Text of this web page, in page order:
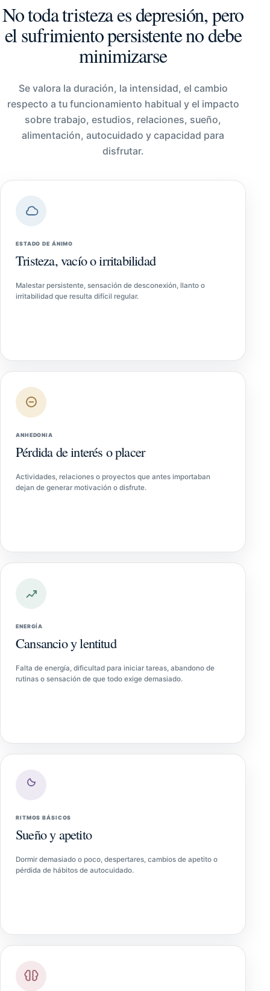
No toda tristeza es depresión, pero
el sufrimiento persistente no debe
minimizarse
Se valora la duración, la intensidad, el cambio
respecto a tu funcionamiento habitual y el impacto
sobre trabajo, estudios, relaciones, sueño,
alimentación, autocuidado y capacidad para
disfrutar.
ESTADO DE ÁNIMO
Tristeza, vacío o irritabilidad
Malestar persistente, sensación de desconexión, llanto o
irritabilidad que resulta difícil regular.
ANHEDONIA
Pérdida de interés o placer
Actividades, relaciones o proyectos que antes importaban
dejan de generar motivación o disfrute.
ENERGÍA
Cansancio y lentitud
Falta de energía, dificultad para iniciar tareas, abandono de
rutinas o sensación de que todo exige demasiado.
RITMOS BÁSICOS
Sueño y apetito
Dormir demasiado o poco, despertares, cambios de apetito o
pérdida de hábitos de autocuidado.